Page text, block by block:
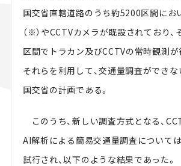
国交省直轄道路のうち約5200区間にお
（※）やCCTVカメラが既設されており
区間でトラカン及びCCTVの常時観測が
それらを利用して、交通量調査ができな
国交省の計画である。
このうち、新しい調査方式となる、
AI解析による簡易交通量調査について
試行され、以下のような結果であった。